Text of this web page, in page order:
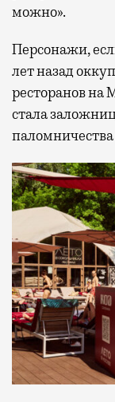
можно».
Персонажи,
лет назад
ресторанов на
стала
паломничества